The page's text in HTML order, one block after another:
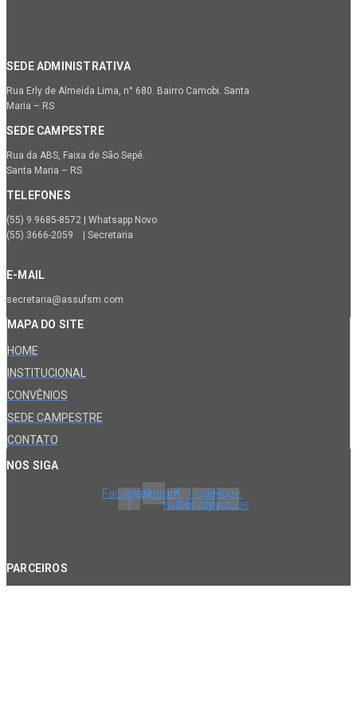
SEDE ADMINISTRATIVA
Rua Erly de Almeida Lima, n° 680. Bairro Camobi. Santa
Maria – RS
SEDE CAMPESTRE
Rua da ABS, Faixa de São Sepé.
Santa Maria – RS
TELEFONES
(55) 9.9685-8572 | Whatsapp Novo
(55) 3666-2059 | Secretaria
E-MAIL
secretaria@assufsm.com
MAPA DO SITE
HOME
INSTITUCIONAL
CONVÊNIOS
SEDE CAMPESTRE
CONTATO
NOS SIGA
Facebook-
f
InstagramX-
twitter
Huge-
spotify
Huge-
youtube
PARCEIROS